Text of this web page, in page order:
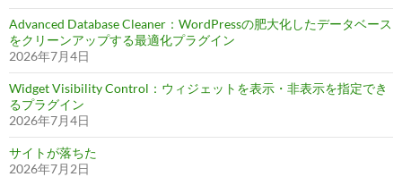
Advanced Database Cleaner：WordPressの肥大化したデータベース
をクリーンアップする最適化プラグイン
2026年7月4日
Widget Visibility Control：ウィジェットを表示・非表示を指定でき
るプラグイン
2026年7月4日
サイトが落ちた
2026年7月2日